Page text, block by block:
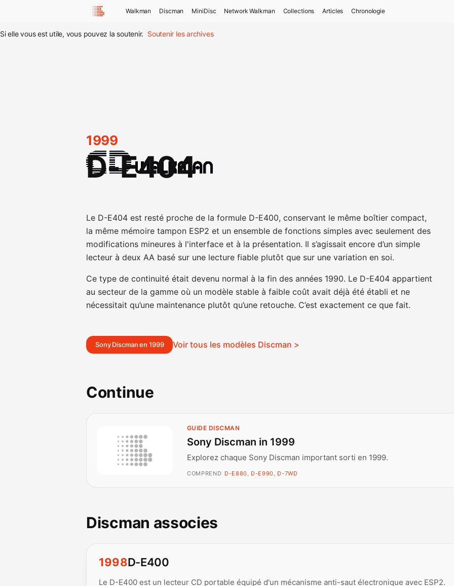
Walkman Discman MiniDisc Network Walkman Collections Articles Chronologie
Si elle vous est utile, vous pouvez la soutenir. Soutenir les archives
1999
D-E404
Le D-E404 est resté proche de la formule D-E400, conservant le même boîtier compact,
la même mémoire tampon ESP2 et un ensemble de fonctions simples avec seulement des
modifications mineures à l'interface et à la présentation. Il s’agissait encore d’un simple
lecteur à deux AA basé sur une lecture fiable plutôt que sur une variation en soi.
Ce type de continuité était devenu normal à la fin des années 1990. Le D-E404 appartient
au secteur de la gamme où un modèle stable à faible coût avait déjà été établi et ne
nécessitait qu’une maintenance plutôt qu’une retouche. C’est exactement ce que fait.
Sony Discman en 1999 Voir tous les modèles Discman >
Continue
GUIDE DISCMAN
Sony Discman in 1999
Explorez chaque Sony Discman important sorti en 1999.
COMPREND D-E880, D-E990, D-7WD
Discman associes
1998D-E400
Le D-E400 est un lecteur CD portable équipé d'un mécanisme anti-saut électronique avec ESP2.